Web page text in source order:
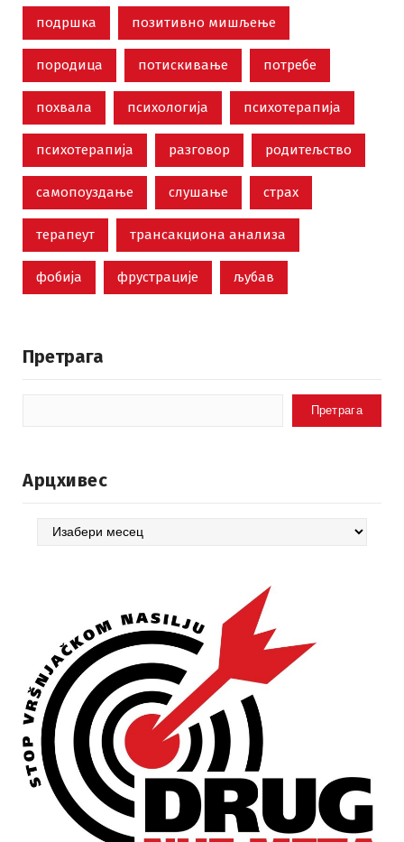
подршка позитивно мишљење
породица потискивање потребе
похвала психологија психотерапија
психотерапија разговор родитељство
самопоуздање слушање страх
терапеут трансакциона анализа
фобија фрустрације љубав
Претрага
Претрага
Арцхивес
Арцхивес